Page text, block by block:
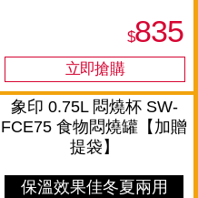
$835
保溫效果佳冬夏兩用
象印 0.75L 悶燒杯 SW-
FCE75 食物悶燒罐【加贈
提袋】